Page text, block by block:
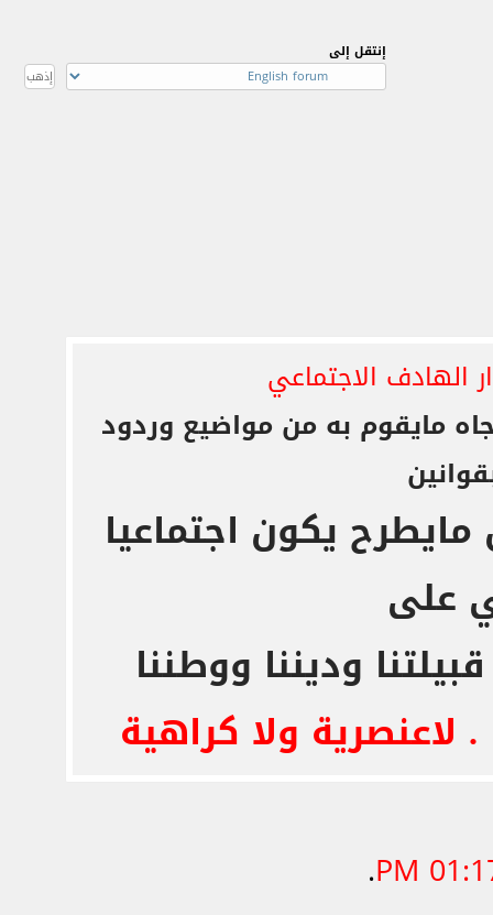
إنتقل إلى
الاجتماعي
مايقوم بهمن مواضيع وردود
يكون اجتماعيا
على
وديننا ووطننا
لاعنصرية ولا كراهية
01:17
.